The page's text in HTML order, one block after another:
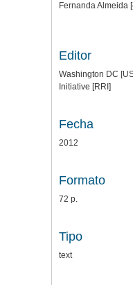
Fernanda Almeida
Editor
Washington DC
Initiative [RRI]
Fecha
2012
Formato
72 p.
Tipo
text